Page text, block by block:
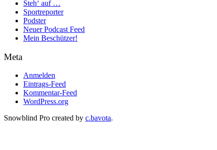
Steh‘ auf …
Sportreporter
Podster
Neuer Podcast Feed
Mein Beschützer!
Meta
Anmelden
Eintrags-Feed
Kommentar-Feed
WordPress.org
Snowblind Pro created by c.bavota.